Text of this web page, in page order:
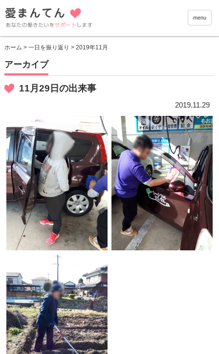
愛まん
menu
ホーム > 一日を振り返り > 2019年11月
アーカイブ
11月29日の出来事
2019.11.29